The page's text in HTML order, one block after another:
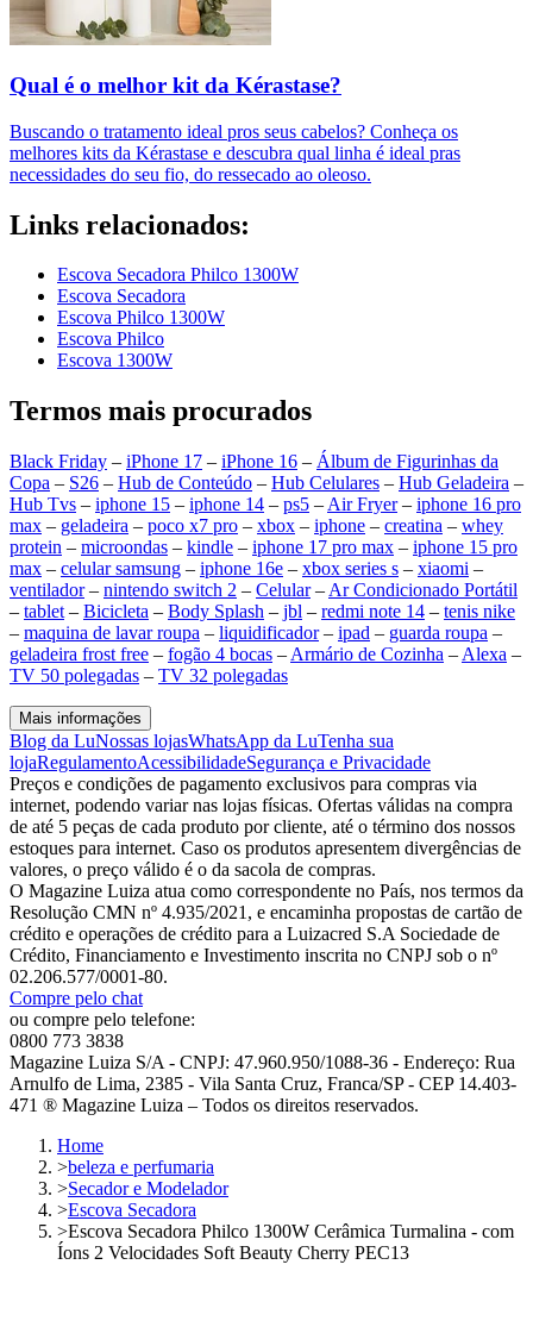
Qual é o melhor kit da Kérastase?
Buscando o tratamento ideal pros seus cabelos? Conheça os
melhores kits da Kérastase e descubra qual linha é ideal pras
necessidades do seu fio, do ressecado ao oleoso.
Links relacionados:
Escova Secadora Philco 1300W
Escova Secadora
Escova Philco 1300W
Escova Philco
Escova 1300W
Termos mais procurados
Black Friday – iPhone 17 – iPhone 16 – Álbum de Figurinhas da
Copa – S26 – Hub de Conteúdo – Hub Celulares – Hub Geladeira –
Hub Tvs – iphone 15 – iphone 14 – ps5 – Air Fryer– iphone 16 pro
max – geladeira – poco x7 pro – xbox – iphone – creatina – whey
protein – microondas – kindle – iphone 17 pro max – iphone 15 pro
max – celular samsung – iphone 16e – xbox series s – xiaomi –
ventilador– nintendo switch 2 – Celular– Ar Condicionado Portátil
– tablet – Bicicleta – Body Splash – jbl – redmi note 14 – tenis nike
– maquina de lavar roupa – liquidificador– ipad – guarda roupa –
geladeira frost free – fogão 4 bocas – Armário de Cozinha – Alexa –
TV 50 polegadas – TV 32 polegadas
Mais informações
Blog da LuNossas lojasWhatsApp da LuTenha sua
lojaRegulamentoAcessibilidadeSegurança e Privacidade
Preços e condições de pagamento exclusivos para compras via
internet, podendo variar nas lojas físicas. Ofertas válidas na compra
de até 5 peças de cada produto por cliente, até o término dos nossos
estoques para internet. Caso os produtos apresentem divergências de
valores, o preço válido é o da sacola de compras.
O Magazine Luiza atua como correspondente no País, nos termos da
Resolução CMN nº 4.935/2021, e encaminha propostas de cartão de
crédito e operações de crédito para a Luizacred S.A Sociedade de
Crédito, Financiamento e Investimento inscrita no CNPJ sob o nº
02.206.577/0001-80.
Compre pelo chat
ou compre pelo telefone:
0800 773 3838
Magazine Luiza S/A - CNPJ: 47.960.950/1088-36 - Endereço: Rua
Arnulfo de Lima, 2385 - Vila Santa Cruz, Franca/SP - CEP 14.403-
471 ® Magazine Luiza – Todos os direitos reservados.
Home
>beleza e perfumaria
>Secador e Modelador
>Escova Secadora
>Escova Secadora Philco 1300W Cerâmica Turmalina - com
Íons 2 Velocidades Soft Beauty Cherry PEC13